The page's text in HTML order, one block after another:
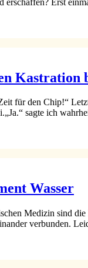
Kastration
für den Chip!“
sagte ich
Wasser
Medizin sind
verbunden.